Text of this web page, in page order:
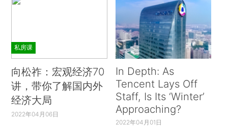
私房课
向松祚：宏观经济70
讲，带你了解国内外
经济大局
2022年04月06日
In Depth: As
Tencent Lays Off
Staff, Is Its ‘Winter’
Approaching?
2022年04月01日